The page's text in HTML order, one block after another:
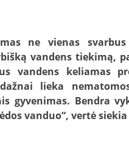
ne vienas
vandens tiekimą,
vandens keliamas
lieka
gyvenimas. Bendra
vanduo“, vertė